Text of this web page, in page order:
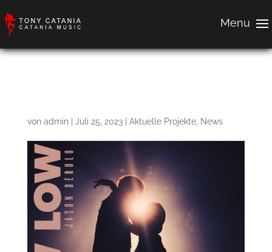
von admin| Juli 25, 2023| Aktuelle Projekte, News